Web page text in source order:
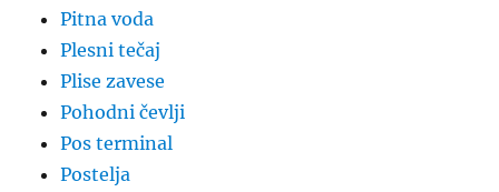
Pitna voda
Plesni tečaj
Plise zavese
Pohodni čevlji
Pos terminal
Postelja